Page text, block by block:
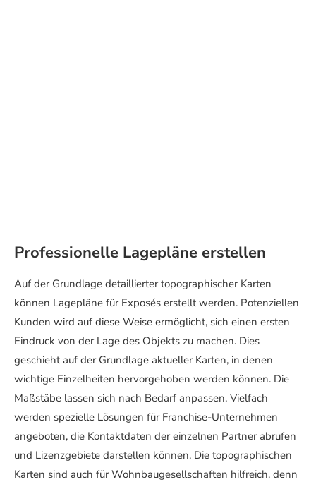
Professionelle Lagepläne erstellen
Auf der Grundlage detaillierter topographischer Karten
können Lagepläne für Exposés erstellt werden. Potenziellen
Kunden wird auf diese Weise ermöglicht, sich einen ersten
Eindruck von der Lage des Objekts zu machen. Dies
geschieht auf der Grundlage aktueller Karten, in denen
wichtige Einzelheiten hervorgehoben werden können. Die
Maßstäbe lassen sich nach Bedarf anpassen. Vielfach
werden spezielle Lösungen für Franchise-Unternehmen
angeboten, die Kontaktdaten der einzelnen Partner abrufen
und Lizenzgebiete darstellen können. Die topographischen
Karten sind auch für Wohnbaugesellschaften hilfreich, denn